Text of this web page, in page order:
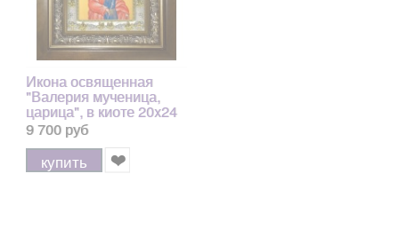
Икона освященная
"Валерия мученица,
царица", в киоте 20x24
см
9 700 руб
купить